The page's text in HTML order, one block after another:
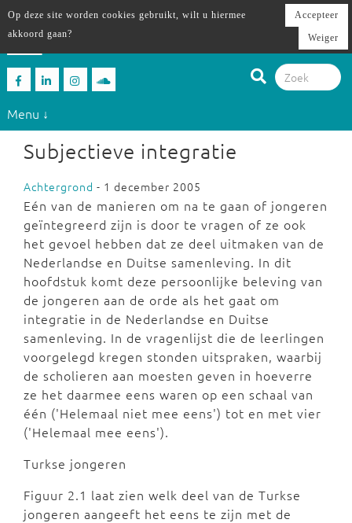
Menu ↓
Subjectieve integratie
Achtergrond - 1 december 2005
Eén van de manieren om na te gaan of jongeren
geïntegreerd zijn is door te vragen of ze ook
het gevoel hebben dat ze deel uitmaken van de
Nederlandse en Duitse samenleving. In dit
hoofdstuk komt deze persoonlijke beleving van
de jongeren aan de orde als het gaat om
integratie in de Nederlandse en Duitse
samenleving. In de vragenlijst die de leerlingen
voorgelegd kregen stonden uitspraken, waarbij
de scholieren aan moesten geven in hoeverre
ze het daarmee eens waren op een schaal van
één ('Helemaal niet mee eens') tot en met vier
('Helemaal mee eens').
Turkse jongeren
Figuur 2.1 laat zien welk deel van de Turkse
jongeren aangeeft het eens te zijn met de
Op deze site worden cookies gebruikt, wilt u hiermee
akkoord gaan?
Accepteer
Weiger